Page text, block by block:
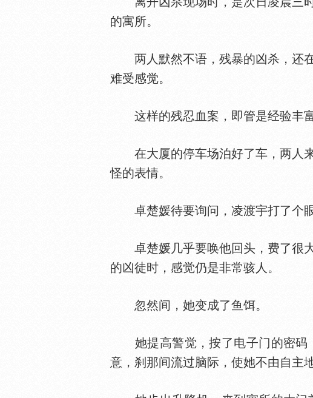
的寓所。
两人默然不语，残暴的凶杀，还在
难受感觉。
这样的残忍血案，即管是经验丰富
在大厦的停车场泊好了车，两人来
怪的表情。
卓楚媛待要询问，凌渡宇打了个
卓楚媛几乎要唤他回头，费了很大
的凶徒时，感觉仍是非常骇人。
忽然间，她变成了鱼饵。
她提高警觉，按了电子门的密码
意，刹那间流过脑际，使她不由自主